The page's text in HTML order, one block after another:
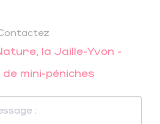
la Jaille-Yvon -
mini-péniches